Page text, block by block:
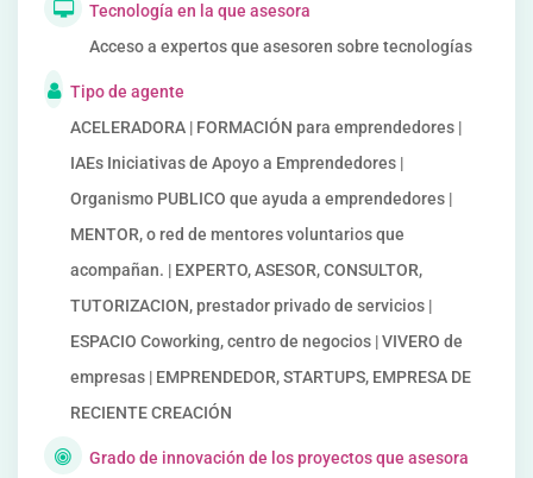
Tecnología en la que asesora
Acceso a expertos que asesoren sobre tecnologías
Tipo de agente
ACELERADORA | FORMACIÓN para emprendedores |
IAEs Iniciativas de Apoyo a Emprendedores |
Organismo PUBLICO que ayuda a emprendedores |
MENTOR, o red de mentores voluntarios que
acompañan. | EXPERTO, ASESOR, CONSULTOR,
TUTORIZACION, prestador privado de servicios |
ESPACIO Coworking, centro de negocios | VIVERO de
empresas | EMPRENDEDOR, STARTUPS, EMPRESA DE
RECIENTE CREACIÓN
Grado de innovación de los proyectos que asesora